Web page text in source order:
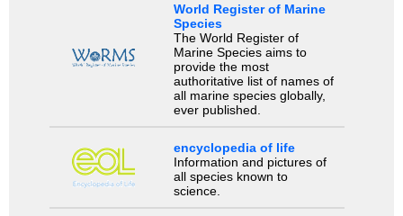
World Register of Marine
Species
The World Register of
Marine Species aims to
provide the most
authoritative list of names of
all marine species globally,
ever published.
encyclopedia of life
Information and pictures of
all species known to
science.